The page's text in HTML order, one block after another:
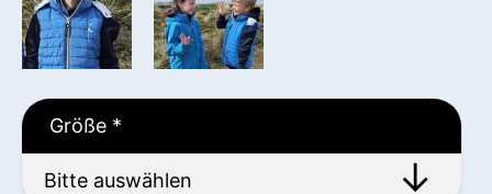
Größe *